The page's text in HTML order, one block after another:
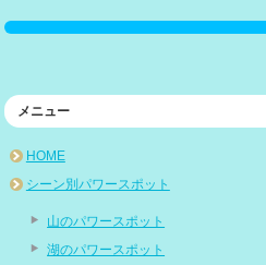
メニュー
HOME
シーン別パワースポット
山のパワースポット
湖のパワースポット